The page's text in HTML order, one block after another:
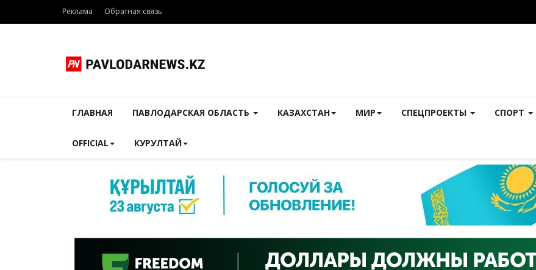
Реклама Обратная связь
ГЛАВНАЯ ПАВЛОДАРСКАЯ ОБЛАСТЬ КАЗАХСТАН МИР СПЕЦПРОЕКТЫ СПОРТ
OFFICIAL КУРУЛТАЙ